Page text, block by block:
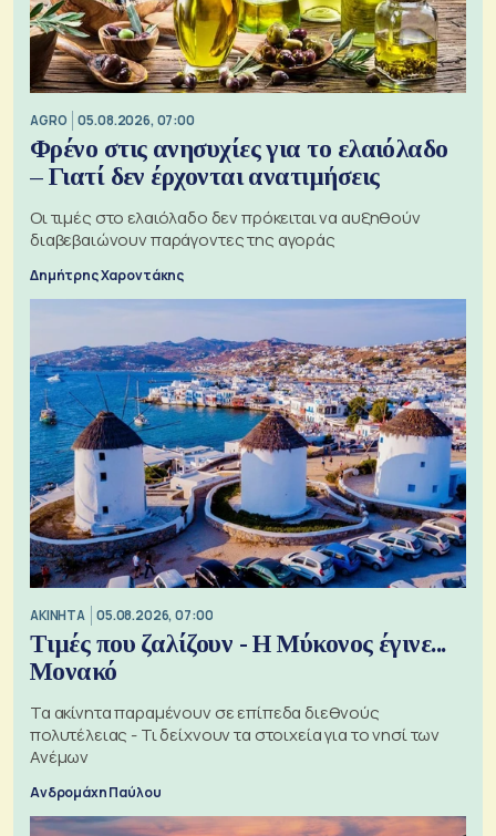
AGRO 05.08.2026, 07:00
Φρένο στις ανησυχίες για το ελαιόλαδο
– Γιατί δεν έρχονται ανατιμήσεις
Οι τιμές στο ελαιόλαδο δεν πρόκειται να αυξηθούν
διαβεβαιώνουν παράγοντες της αγοράς
Δημήτρης Χαροντάκης
ΑΚΙΝΗΤΑ 05.08.2026, 07:00
Τιμές που ζαλίζουν - Η Μύκονος έγινε...
Μονακό
Τα ακίνητα παραμένουν σε επίπεδα διεθνούς
πολυτέλειας - Τι δείχνουν τα στοιχεία για το νησί των
Ανέμων
Ανδρομάχη Παύλου